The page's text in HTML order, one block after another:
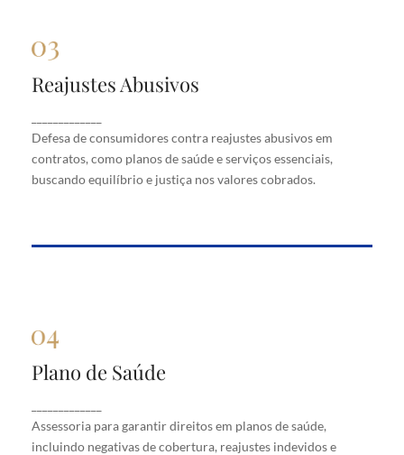
Reajustes Abusivos
Defesa de consumidores contra reajustes abusivos em
contratos, como planos de saúde e serviços essenciais,
buscando equilíbrio e justiça nos valores cobrados.
Reajustes Abusivos
em contratos, como planos de saúde e serviços
essenciais, buscando equilíbrio e justiça nos valores
cobrados.
Plano de Saúde
Assessoria para garantir direitos em planos de saúde,
incluindo negativas de cobertura, reajustes indevidos e
Plano de Saúde
saúde, incluindo negativas de cobertura, reajustes
indevidos e acesso a tratamentos essenciais para a
saúde.